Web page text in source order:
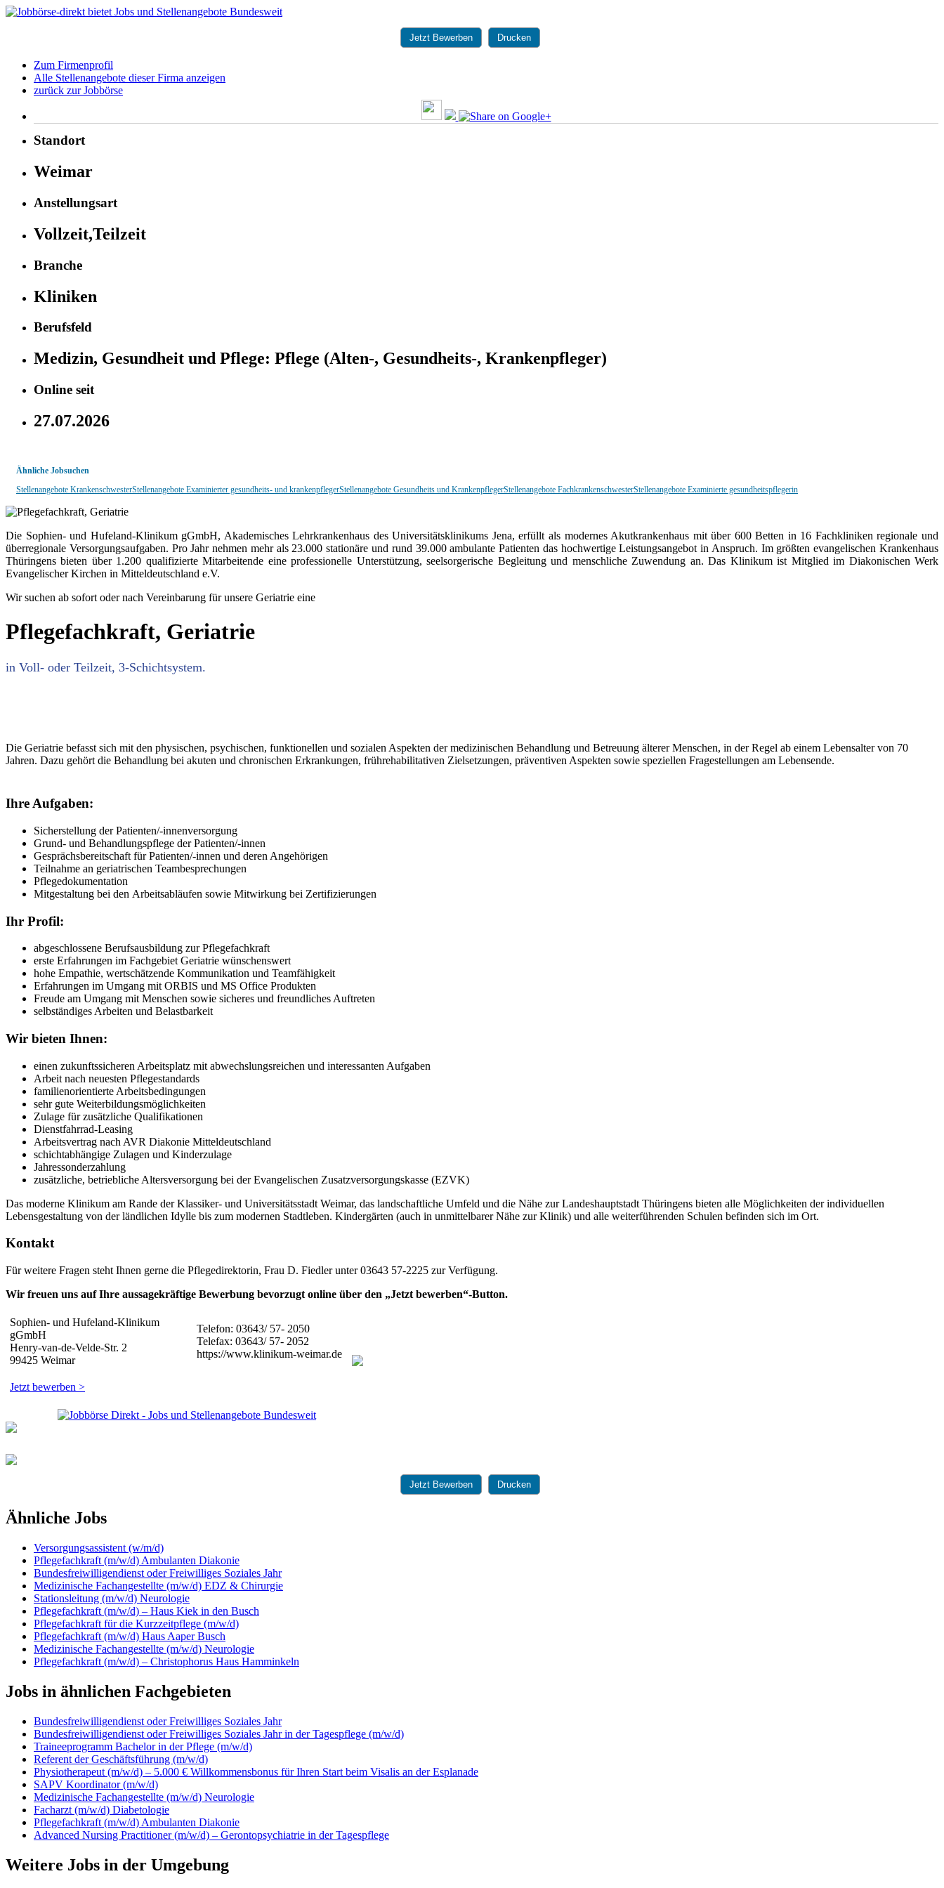
Jetzt Bewerben Drucken
Zum Firmenprofil
Alle Stellenangebote dieser Firma anzeigen
zurück zur Jobbörse
Standort
Weimar
Anstellungsart
Vollzeit,Teilzeit
Branche
Kliniken
Berufsfeld
Medizin, Gesundheit und Pflege: Pflege (Alten-, Gesundheits-, Krankenpfleger)
Online seit
27.07.2026
Ähnliche Jobsuchen
Stellenangebote KrankenschwesterStellenangebote Examinierter gesundheits- und krankenpflegerStellenangebote Gesundheits und KrankenpflegerStellenangebote FachkrankenschwesterStellenangebote Examinierte gesundheitspflegerin
Die Sophien- und Hufeland-Klinikum gGmbH, Akademisches Lehrkrankenhaus des Universitätsklinikums Jena, erfüllt als modernes Akutkrankenhaus mit über 600 Betten in 16 Fachkliniken regionale und
überregionale Versorgungsaufgaben. Pro Jahr nehmen mehr als 23.000 stationäre und rund 39.000 ambulante Patienten das hochwertige Leistungsangebot in Anspruch. Im größten evangelischen Krankenhaus
Thüringens bieten über 1.200 qualifizierte Mitarbeitende eine professionelle Unterstützung, seelsorgerische Begleitung und menschliche Zuwendung an. Das Klinikum ist Mitglied im Diakonischen Werk
Evangelischer Kirchen in Mitteldeutschland e.V.
Wir suchen ab sofort oder nach Vereinbarung für unsere Geriatrie eine
Pflegefachkraft, Geriatrie
in Voll- oder Teilzeit, 3-Schichtsystem.
Die Geriatrie befasst sich mit den physischen, psychischen, funktionellen und sozialen Aspekten der medizinischen Behandlung und Betreuung älterer Menschen, in der Regel ab einem Lebensalter von 70
Jahren. Dazu gehört die Behandlung bei akuten und chronischen Erkrankungen, frührehabilitativen Zielsetzungen, präventiven Aspekten sowie speziellen Fragestellungen am Lebensende.
Ihre Aufgaben:
Sicherstellung der Patienten/-innenversorgung
Grund- und Behandlungspflege der Patienten/-innen
Gesprächsbereitschaft für Patienten/-innen und deren Angehörigen
Teilnahme an geriatrischen Teambesprechungen
Pflegedokumentation
Mitgestaltung bei den Arbeitsabläufen sowie Mitwirkung bei Zertifizierungen
Ihr Profil:
abgeschlossene Berufsausbildung zur Pflegefachkraft
erste Erfahrungen im Fachgebiet Geriatrie wünschenswert
hohe Empathie, wertschätzende Kommunikation und Teamfähigkeit
Erfahrungen im Umgang mit ORBIS und MS Office Produkten
Freude am Umgang mit Menschen sowie sicheres und freundliches Auftreten
selbständiges Arbeiten und Belastbarkeit
Wir bieten Ihnen:
einen zukunftssicheren Arbeitsplatz mit abwechslungsreichen und interessanten Aufgaben
Arbeit nach neuesten Pflegestandards
familienorientierte Arbeitsbedingungen
sehr gute Weiterbildungsmöglichkeiten
Zulage für zusätzliche Qualifikationen
Dienstfahrrad-Leasing
Arbeitsvertrag nach AVR Diakonie Mitteldeutschland
schichtabhängige Zulagen und Kinderzulage
Jahressonderzahlung
zusätzliche, betriebliche Altersversorgung bei der Evangelischen Zusatzversorgungskasse (EZVK)
Das moderne Klinikum am Rande der Klassiker- und Universitätsstadt Weimar, das landschaftliche Umfeld und die Nähe zur Landeshauptstadt Thüringens bieten alle Möglichkeiten der individuellen
Lebensgestaltung von der ländlichen Idylle bis zum modernen Stadtleben. Kindergärten (auch in unmittelbarer Nähe zur Klinik) und alle weiterführenden Schulen befinden sich im Ort.
Kontakt
Für weitere Fragen steht Ihnen gerne die Pflegedirektorin, Frau D. Fiedler unter 03643 57-2225 zur Verfügung.
Wir freuen uns auf Ihre aussagekräftige Bewerbung bevorzugt online über den „Jetzt bewerben“-Button.
Sophien- und Hufeland-Klinikum
gGmbH
Henry-van-de-Velde-Str. 2
99425 Weimar
Telefon: 03643/ 57- 2050
Telefax: 03643/ 57- 2052
https://www.klinikum-weimar.de
Jetzt bewerben >
Jetzt Bewerben Drucken
Ähnliche Jobs
Versorgungsassistent (w/m/d)
Pflegefachkraft (m/w/d) Ambulanten Diakonie
Bundesfreiwilligendienst oder Freiwilliges Soziales Jahr
Medizinische Fachangestellte (m/w/d) EDZ & Chirurgie
Stationsleitung (m/w/d) Neurologie
Pflegefachkraft (m/w/d) – Haus Kiek in den Busch
Pflegefachkraft für die Kurzzeitpflege (m/w/d)
Pflegefachkraft (m/w/d) Haus Aaper Busch
Medizinische Fachangestellte (m/w/d) Neurologie
Pflegefachkraft (m/w/d) – Christophorus Haus Hamminkeln
Jobs in ähnlichen Fachgebieten
Bundesfreiwilligendienst oder Freiwilliges Soziales Jahr
Bundesfreiwilligendienst oder Freiwilliges Soziales Jahr in der Tagespflege (m/w/d)
Traineeprogramm Bachelor in der Pflege (m/w/d)
Referent der Geschäftsführung (m/w/d)
Physiotherapeut (m/w/d) – 5.000 € Willkommensbonus für Ihren Start beim Visalis an der Esplanade
SAPV Koordinator (m/w/d)
Medizinische Fachangestellte (m/w/d) Neurologie
Facharzt (m/w/d) Diabetologie
Pflegefachkraft (m/w/d) Ambulanten Diakonie
Advanced Nursing Practitioner (m/w/d) – Gerontopsychiatrie in der Tagespflege
Weitere Jobs in der Umgebung